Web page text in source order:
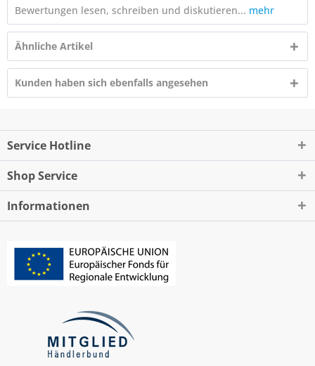
Bewertungen lesen, schreiben und diskutieren... mehr
Ähnliche Artikel
Kunden haben sich ebenfalls angesehen
Service Hotline
Shop Service
Informationen